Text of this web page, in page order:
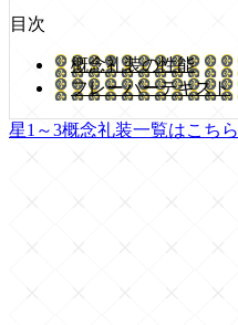
目次
概念礼装の性能
フレーバーテキスト
星1～3概念礼装一覧はこちら